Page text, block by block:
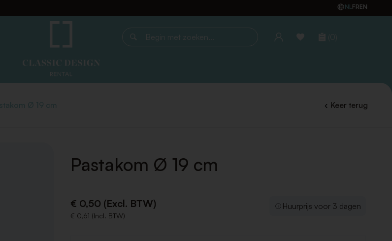
NLFREN
Begin met zoeken... (0)
Ø 19 cm Keer terug
Pastakom Ø 19 cm
€ 0,50 (Excl. BTW)
€ 0,61 (Incl. BTW)
Huurprijs voor 3 dagen